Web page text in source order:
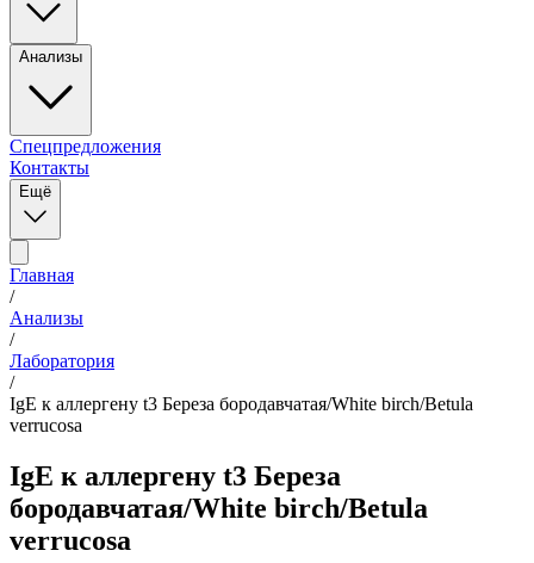
Анализы
Спецпредложения
Контакты
Ещё
Главная
/
Анализы
/
Лаборатория
/
IgE к аллергену t3 Береза бородавчатая/White birch/Betula
verrucosa
IgE к аллергену t3 Береза
бородавчатая/White birch/Betula
verrucosa